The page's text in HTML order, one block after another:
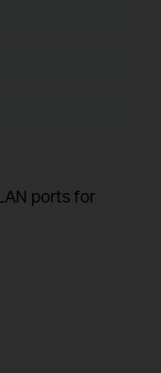
ports for